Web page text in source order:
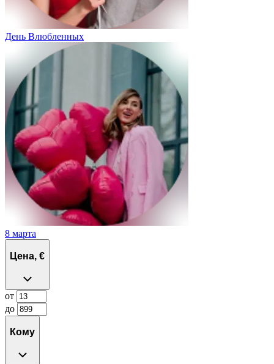
День Влюбленных
8 марта
Цена, €
от
до
Кому